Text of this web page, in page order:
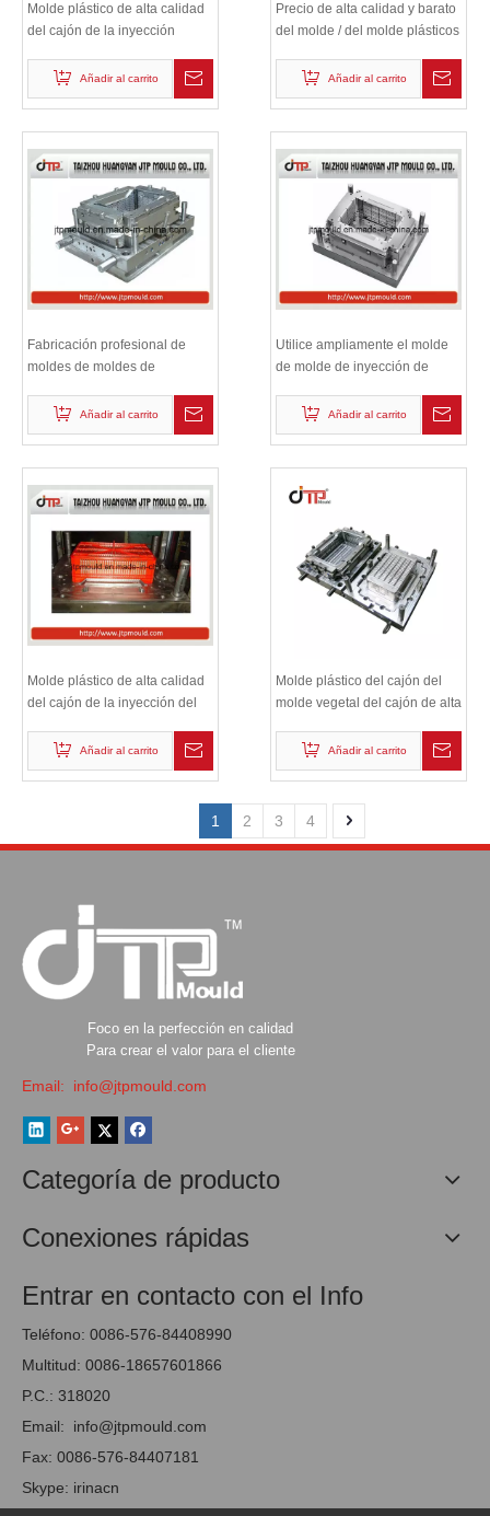
Molde plástico de alta calidad
del cajón de la inyección
Añadir al carrito
Precio de alta calidad y barato
del molde / del molde plásticos
cavidadesAñadir al carrito
Fabricación profesional de
moldes de moldes de
Molde
Añadir al carrito
Utilice ampliamente el molde
de molde de inyección de
Añadir al carrito
Molde plástico de alta calidad
del cajón de la inyección del
Añadir al carrito
Molde plástico del cajón del
molde vegetal del cajón de alta
Añadir al carrito
1 2 3 4
Foco en la perfección en calidad
Para crear el valor para el cliente
Email: info@jtpmould.com
Categoría de producto
Conexiones rápidas
Entrar en contacto con el Info
Teléfono: 0086-576-84408990
Multitud: 0086-18657601866
P.C.: 318020
Email: info@jtpmould.com
Fax: 0086-576-84407181
Skype: irinacn